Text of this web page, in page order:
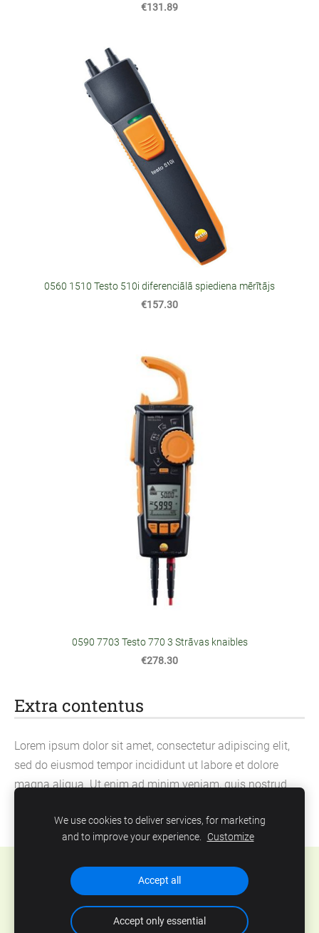
Extra contentus
Lorem ipsum dolor sit amet, consectetur adipiscing elit,
sed do eiusmod tempor incididunt ut labore et dolore
magna aliqua. Ut enim ad minim veniam, quis nostrud
commodo consequat.
€131.89
0560 1510 Testo 510i diferenciālā spiediena mērītājs
€157.30
0590 7703 Testo 770 3 Strāvas knaibles
€278.30
Cookies
We use cookies to deliver services, for marketing
and to improve your experience. Customize
Accept all
Accept only essential